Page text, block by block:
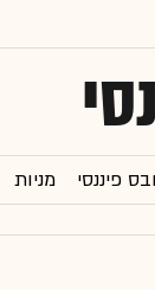
פיננסי מניות